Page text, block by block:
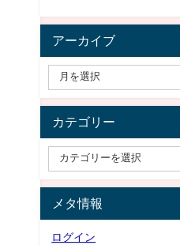
アーカイブ
カテゴリー
メタ情報
ログイン